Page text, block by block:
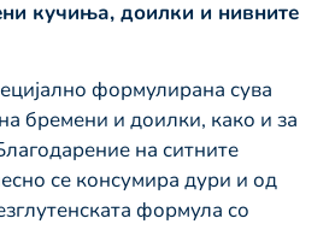
кучиња, доилки и нивните
формулирана сува
бремени и доилки, како и за
на ситните
се консумира дури и од
формула со